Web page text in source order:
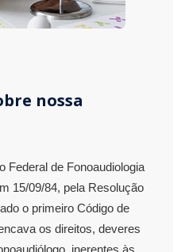
nossa
Federal de Fonoaudiologia
15/09/84, pela Resolução
o primeiro Código de
os direitos, deveres